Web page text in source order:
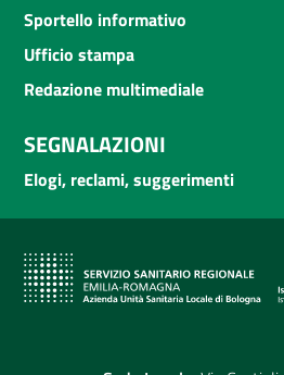
Sportello informativo
Ufficio stampa
Redazione multimediale
SEGNALAZIONI
Elogi, reclami, suggerimenti